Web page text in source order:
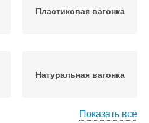
Пластиковая вагонка
Натуральная вагонка
Показать все